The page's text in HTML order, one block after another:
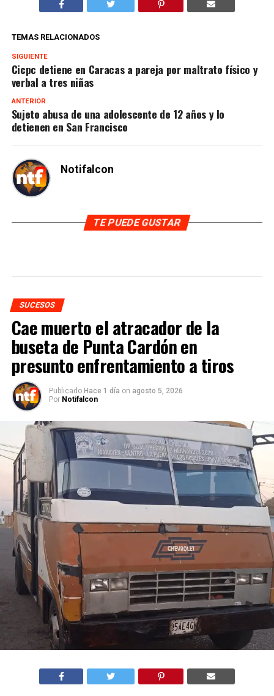
TEMAS RELACIONADOS
SIGUIENTE
Cicpc detiene en Caracas a pareja por maltrato físico y
verbal a tres niñas
ANTERIOR
Sujeto abusa de una adolescente de 12 años y lo
detienen en San Francisco
Notifalcon
TE PUEDE GUSTAR
SUCESOS
Cae muerto el atracador de la
buseta de Punta Cardón en
presunto enfrentamiento a tiros
Publicado Hace 1 día on agosto 5, 2026
Por Notifalcon